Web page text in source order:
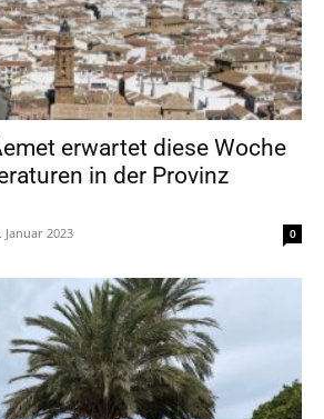
erwartet diese Woche
in der Provinz
Januar 2023 0